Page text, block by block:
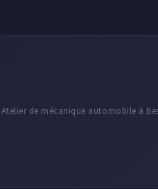
de mécanique automobile à